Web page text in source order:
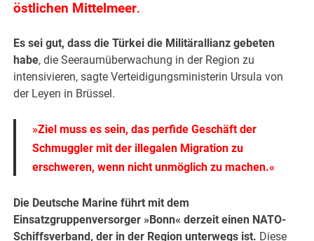
östlichen Mittelmeer.
Es sei gut, dass die Türkei die Militärallianz gebeten
habe, die Seeraumüberwachung in der Region zu
intensivieren, sagte Verteidigungsministerin Ursula von
der Leyen in Brüssel.
»Ziel muss es sein, das perfide Geschäft der
Schmuggler mit der illegalen Migration zu
erschweren, wenn nicht unmöglich zu machen.«
Die Deutsche Marine führt mit dem
Einsatzgruppenversorger »Bonn« derzeit einen NATO-
Schiffsverband, der in der Region unterwegs ist. Diese